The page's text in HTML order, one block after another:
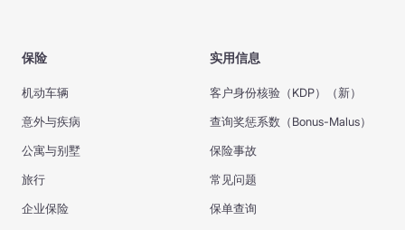
保险
机动车辆
意外与疾病
公寓与别墅
旅行
企业保险
实用信息
客户身份核验（KDP）（新）
查询奖惩系数（Bonus-Malus）
保险事故
常见问题
保单查询